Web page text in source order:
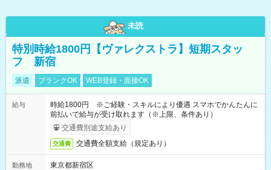
未読
特別時給1800円【ヴァレクストラ】短期スタッ
フ 新宿
派遣 ブランクOK WEB登録・面接OK
給与
時給1800円 ※ご経験・スキルにより優遇 スマホでかんたんに
前払いで給与が受け取れます（※上限、条件あり）
交通費別途支給あり
交通費 交通費全額支給（規定あり）
勤務地
東京都新宿区